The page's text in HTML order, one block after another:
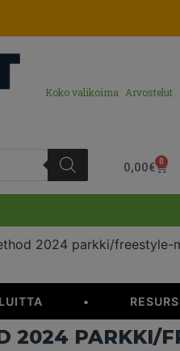
Koko valikoima Arvostelut
0,00€ 0
2024 parkki/freestyle-
RESURS
2024 PARKKI/